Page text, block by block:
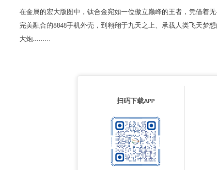
在金属的宏大版图中，钛合金宛如一位傲立巅峰的王者，凭借着
完美融合的8848手机外壳，到翱翔于九天之上、承载人类飞天梦
大炮.........
扫码下载APP